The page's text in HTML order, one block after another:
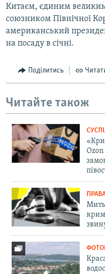
Китаєм, єдиним
союзником Північної
американський
на посаду в січні.
Поділитись
Читайте також
Мить